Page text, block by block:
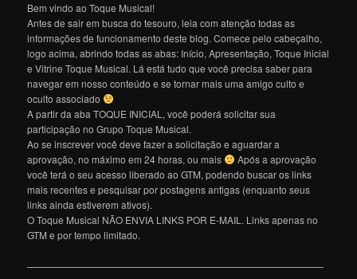
Bem vindo ao Toque Musical!
Antes de sair em busca do tesouro, leia com atenção todas as
informações de funcionamento deste blog. Comece pelo cabeçalho,
logo acima, abrindo todas as abas: Início, Apresentação, Toque Inicial
e Vitrine Toque Musical. Lá está tudo que você precisa saber para
navegar em nosso conteúdo e se tornar mais uma amigo culto e
oculto associado
A partir da aba TOQUE INICIAL, você poderá solicitar sua
participação no Grupo Toque Musical.
Ao se inscrever você deve fazer a solicitação e aguardar a
aprovação, no máximo em 24 horas, ou mais
Após a aprovação
você terá o seu acesso liberado ao GTM, podendo buscar os links
mais recentes e pesquisar por postagens antigas (enquanto seus
links ainda estiverem ativos).
O Toque Musical NÃO ENVIA LINKS POR E-MAIL. Links apenas no
GTM e por tempo limitado.
———————————————————————————————